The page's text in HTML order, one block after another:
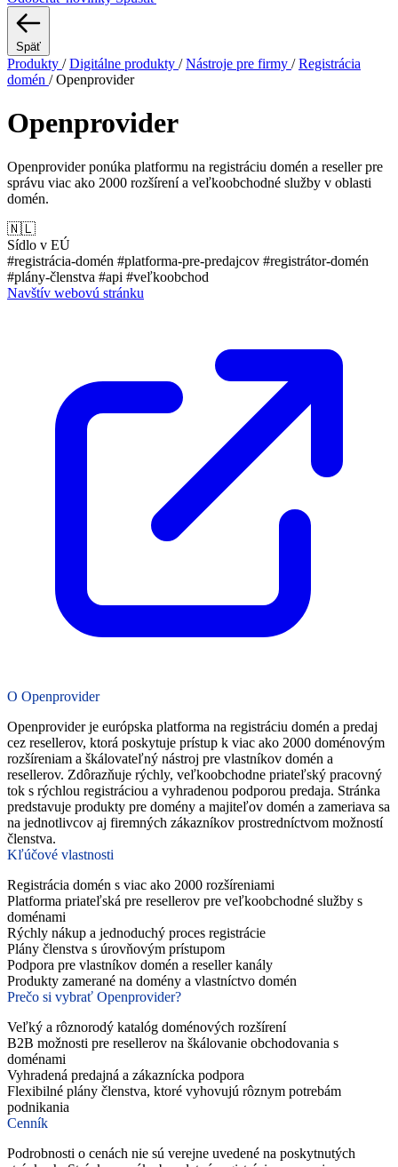
Späť
Produkty / Digitálne produkty / Nástroje pre firmy / Registrácia
domén / Openprovider
Openprovider
Openprovider ponúka platformu na registráciu domén a reseller pre
správu viac ako 2000 rozšírení a veľkoobchodné služby v oblasti
domén.
🇳🇱
Sídlo v EÚ
#registrácia-domén #platforma-pre-predajcov #registrátor-domén
#plány-členstva #api #veľkoobchod
Navštív webovú stránku
O Openprovider
Openprovider je európska platforma na registráciu domén a predaj
cez resellerov, ktorá poskytuje prístup k viac ako 2000 doménovým
rozšíreniam a škálovateľný nástroj pre vlastníkov domén a
resellerov. Zdôrazňuje rýchly, veľkoobchodne priateľský pracovný
tok s rýchlou registráciou a vyhradenou podporou predaja. Stránka
predstavuje produkty pre domény a majiteľov domén a zameriava sa
na jednotlivcov aj firemných zákazníkov prostredníctvom možností
členstva.
Kľúčové vlastnosti
Registrácia domén s viac ako 2000 rozšíreniami
Platforma priateľská pre resellerov pre veľkoobchodné služby s
doménami
Rýchly nákup a jednoduchý proces registrácie
Plány členstva s úrovňovým prístupom
Podpora pre vlastníkov domén a reseller kanály
Produkty zamerané na domény a vlastníctvo domén
Prečo si vybrať Openprovider?
Veľký a rôznorodý katalóg doménových rozšírení
B2B možnosti pre resellerov na škálovanie obchodovania s
doménami
Vyhradená predajná a zákaznícka podpora
Flexibilné plány členstva, ktoré vyhovujú rôznym potrebám
podnikania
Cenník
Podrobnosti o cenách nie sú verejne uvedené na poskytnutých